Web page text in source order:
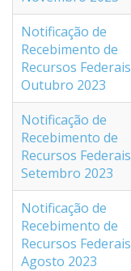
Notificação de
Recebimento de
Recursos Federais
Outubro 2023
Notificação de
Recebimento de
Recursos Federais
Setembro 2023
Notificação de
Recebimento de
Recursos Federais
Agosto 2023